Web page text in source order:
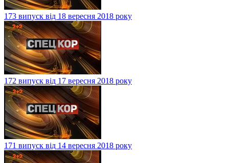
173 випуск від 18 вересня 2018 року
172 випуск від 17 вересня 2018 року
171 випуск від 14 вересня 2018 року